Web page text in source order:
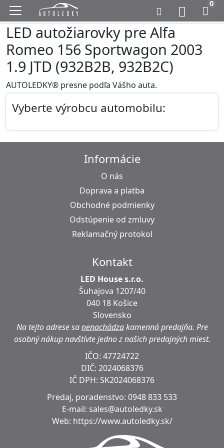
0
LED autožiarovky pre Alfa
Romeo 156 Sportwagon 2003
1.9 JTD (932B2B, 932B2C)
AUTOLEDKY® presne podľa Vášho auta.
Vyberte výrobcu automobilu:
Informácie
O nás
Doprava a platba
Obchodné podmienky
Odstúpenie od zmluvy
Reklamačný protokol
Kontakt
LED House s.r.o.
Šuhajova 1207/40
040 18 Košice
Slovensko
Na tejto adrese sanenachádzakamenná predajňa. Pre
osobný nákup navštívte jedno z našich predajných miest.
IČO: 47724722
DIČ: 2024068376
IČ DPH: SK2024068376
Predaj, poradenstvo: 0948 833 533
E-mail: sales@autoledky.sk
Web: https://www.autoledky.sk/